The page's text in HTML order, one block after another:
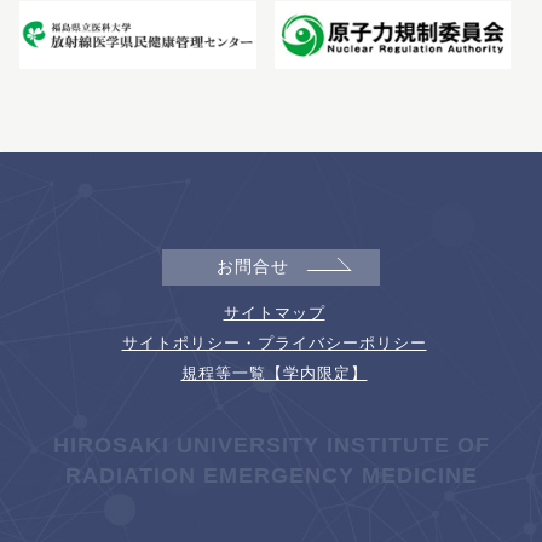
お問合せ
サイトマップ
サイトポリシー・プライバシーポリシー
規程等一覧【学内限定】
HIROSAKI UNIVERSITY INSTITUTE OF
RADIATION EMERGENCY MEDICINE